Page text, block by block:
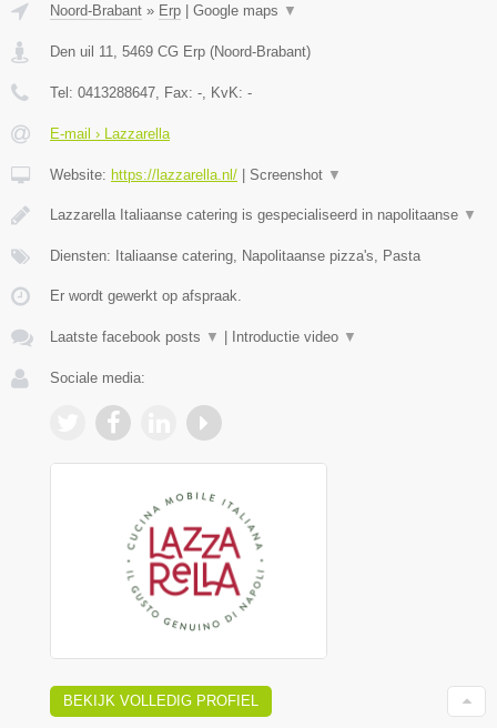
Noord-Brabant » Erp Google maps ▼
Den uil 11 5469 CG Erp (Noord-Brabant)
Tel: 0413288647 , Fax: - , KvK: -
E-mail › Lazzarella
Website: https://lazzarella.nl/ Screenshot ▼
Lazzarella Italiaanse catering is gespecialiseerd in napolitaanse ▼
Diensten: Italiaanse catering, Napolitaanse pizza's, Pasta
Er wordt gewerkt op afspraak.
Laatste facebook posts ▼ Introductie video ▼
Sociale media:
BEKIJK VOLLEDIG PROFIEL